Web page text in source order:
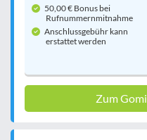
50,00 € Bonus bei
Rufnummern­mitnahme
Anschlussgebühr kann
erstattet werden
Zum